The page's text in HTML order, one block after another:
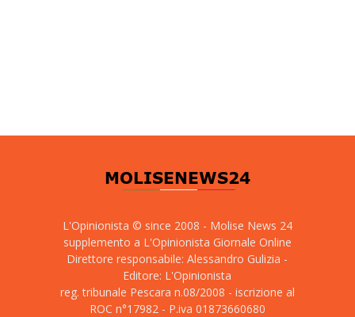
L'Opinionista © since 2008 - Molise News 24
supplemento a L'Opinionista Giornale Online
Direttore responsabile: Alessandro Gulizia -
Editore: L'Opinionista
reg. tribunale Pescara n.08/2008 - iscrizione al
ROC n°17982 - P.iva 01873660680